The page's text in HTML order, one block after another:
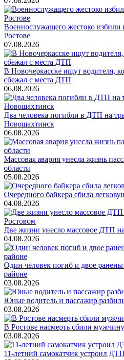
Военнослужащего жестоко избили
Ростове
07.08.2026
В Новочеркасске ищут водителя,
сбежал с места ДТП
06.08.2026
Два человека погибли в ДТП на
Новошахтинск
06.08.2026
Массовая авария унесла жизнь
области
05.08.2026
Очередного байкера сбила
04.08.2026
Две жизни унесло массовое ДТП
04.08.2026
Один человек погиб и двое
районе
03.08.2026
Юные водитель и пассажир
03.08.2026
В Ростове насмерть сбили
03.08.2026
11-летний самокатчик устроил